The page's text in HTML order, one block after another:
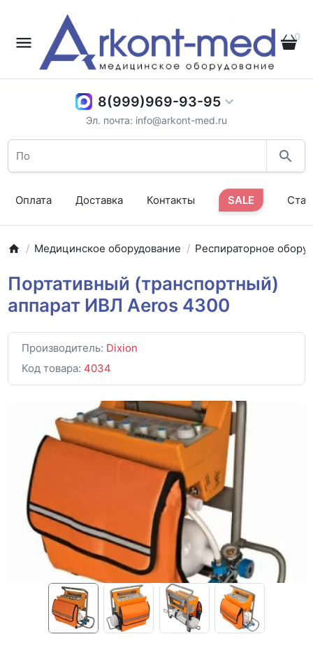
0
8(999)969-93-95
Эл. почта: info@arkont-med.ru
Оплата Доставка Контакты SALE
Медицинское оборудование Респираторное
Портативный (транспортный)
аппарат ИВЛ Aeros 4300
Производитель: Dixion
Код товара: 4034